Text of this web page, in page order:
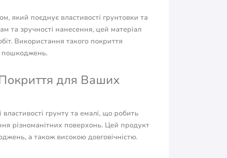
який поєднує властивості грунтовки та
та зручності нанесення, цей матеріал
Використання такого покриття
пошкоджень.
для Ваших
грунту та емалі, що робить
різноманітних поверхонь. Цей продукт
а також високою довговічністю.